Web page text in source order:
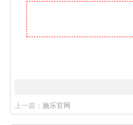
上一篇： 施乐官网